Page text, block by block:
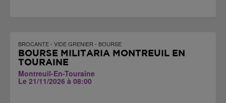
BROCANTE - VIDE GRENIER - BOURSE
BOURSE MILITARIA MONTREUIL EN
TOURAINE
Montreuil-En-Touraine
Le 21/11/2026 à 08:00